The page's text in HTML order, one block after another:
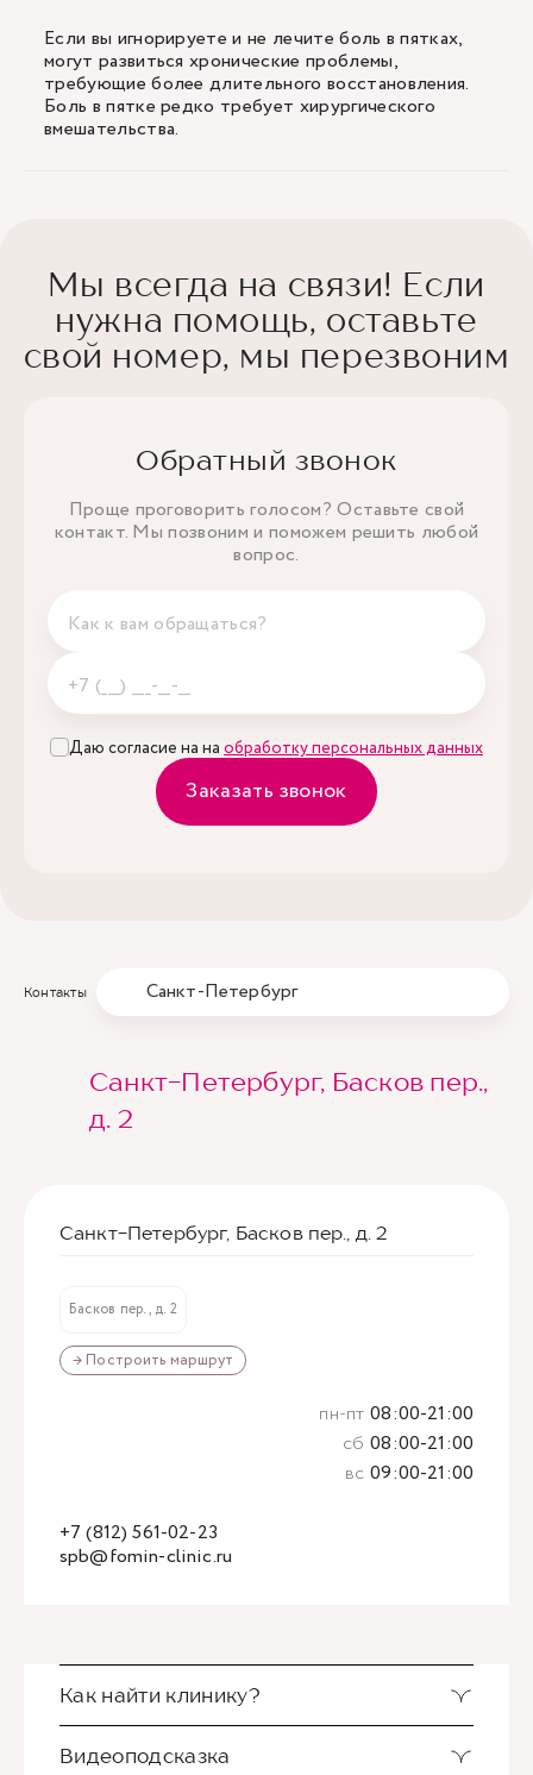
Если вы игнорируете и не лечите боль в пятках,
могут развиться хронические проблемы,
требующие более длительного восстановления.
Боль в пятке редко требует хирургического
вмешательства.
Мы всегда на связи! Если
нужна помощь, оставьте
свой номер, мы перезвоним
Обратный звонок
Проще проговорить голосом? Оставьте свой
контакт. Мы позвоним и поможем решить любой
вопрос.
Даю согласие на на обработку персональных данных
Заказать звонок
Контакты Санкт-Петербург
Санкт-Петербург, Басков пер.,
д. 2
Санкт-Петербург, Басков пер., д. 2
Басков пер., д. 2
→ Построить маршрут
spb@fomin-clinic.ru
+7 (812) 561-02-23
пн-пт 08:00-21:00
сб 08:00-21:00
вс 09:00-21:00
Как найти клинику?
Видеоподсказка